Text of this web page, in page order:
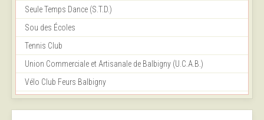
Seule Temps Dance (S.T.D.)
Sou des Écoles
Tennis Club
Union Commerciale et Artisanale de Balbigny (U.C.A.B.)
Vélo Club Feurs Balbigny